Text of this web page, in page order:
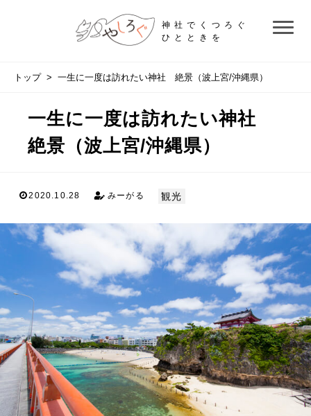
神社でくつろぐ
ひとときを
トップ> 一生に一度は訪れたい神社 絶景（波上宮/沖縄県）
一生に一度は訪れたい神社
絶景（波上宮/沖縄県）
2020.10.28 みーがる 観光